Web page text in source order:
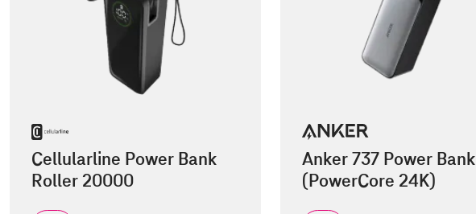
Cellularline Power Bank
Roller 20000
Anker 737 Power Bank
(PowerCore 24K)